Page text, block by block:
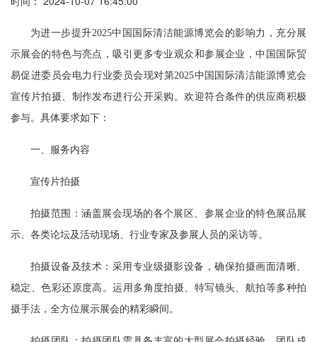
为进一步提升2025中国国际清洁能源博览会的影响力，充分展
示展会的特色与亮点，吸引更多专业观众和参展企业，中国国际贸
易促进委员会电力行业委员会现对第2025中国国际清洁能源博览会
宣传片拍摄、制作发布进行公开采购。欢迎符合条件的供应商积极
参与。具体要求如下：
一、服务内容
宣传片拍摄
拍摄范围：涵盖展会现场的各个展区、参展企业的特色展品展
示、各类论坛及活动现场、行业专家及参展人员的采访等。
拍摄设备及技术：采用专业级摄影设备，确保拍摄画面清晰、
稳定、色彩还原度高。运用多角度拍摄、特写镜头、航拍等多种拍
摄手法，全方位展示展会的精彩瞬间。